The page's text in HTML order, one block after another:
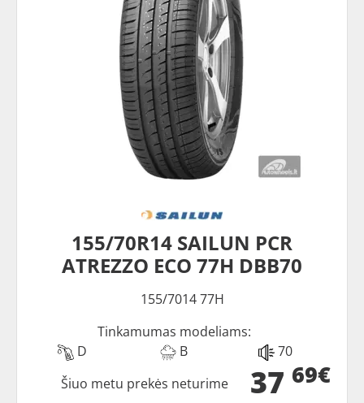
155/70R14 SAILUN PCR
ATREZZO ECO 77H DBB70
155/7014 77H
Tinkamumas modeliams:
D
B 70
37 69€
Šiuo metu prekės neturime